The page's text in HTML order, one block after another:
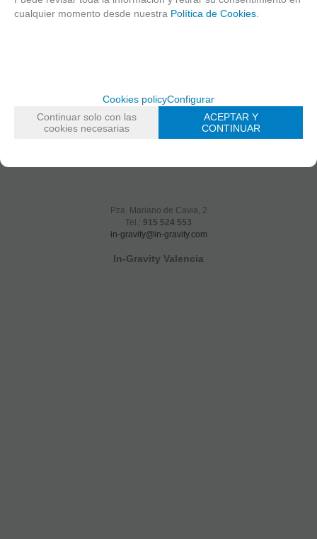
Pza. Mariano de Cavia, 2
Tel.: 915 524 553
in-gravity@in-gravity.com
In-Gravity Valencia
cualquier momento desde nuestra Política de Cookies
Cookies policyConfigurar
Continuar solo con las
cookies necesarias
ACEPTAR Y
CONTINUAR